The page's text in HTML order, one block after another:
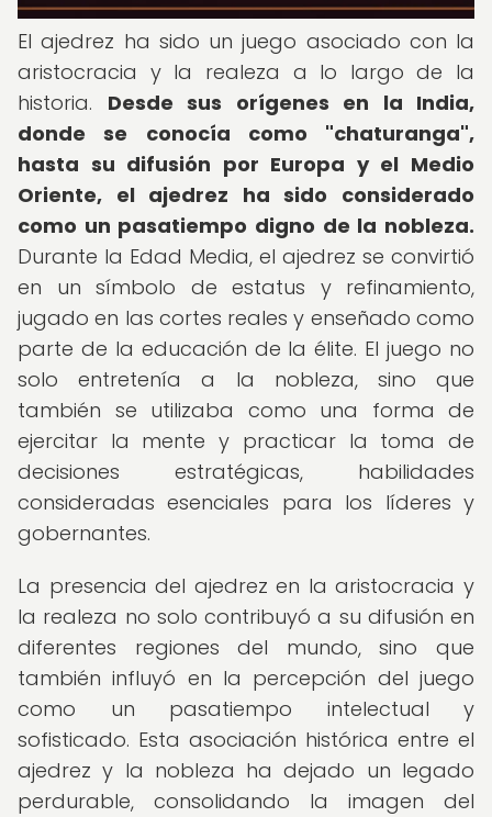
El ajedrez ha sido un juego asociado con la
aristocracia y la realeza a lo largo de la
historia. Desde sus orígenes en la India,
donde se conocía como "chaturanga",
hasta su difusión por Europa y el Medio
Oriente, el ajedrez ha sido considerado
como un pasatiempo digno de la nobleza.
Durante la Edad Media, el ajedrez se convirtió
en un símbolo de estatus y refinamiento,
jugado en las cortes reales y enseñado como
parte de la educación de la élite. El juego no
solo entretenía a la nobleza, sino que
también se utilizaba como una forma de
ejercitar la mente y practicar la toma de
decisiones estratégicas, habilidades
consideradas esenciales para los líderes y
gobernantes.
La presencia del ajedrez en la aristocracia y
la realeza no solo contribuyó a su difusión en
diferentes regiones del mundo, sino que
también influyó en la percepción del juego
como un pasatiempo intelectual y
sofisticado. Esta asociación histórica entre el
ajedrez y la nobleza ha dejado un legado
perdurable, consolidando la imagen del